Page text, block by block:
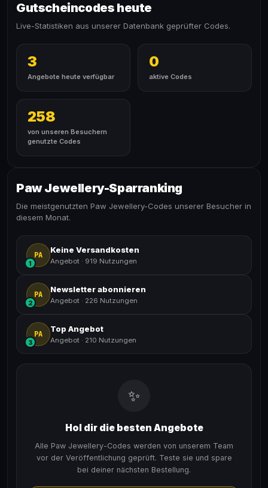
Gutscheincodes heute
Live-Statistiken aus unserer Datenbank geprüfter Codes.
3
Angebote heute verfügbar
0
aktive Codes
258
von unseren Besuchern
genutzte Codes
Paw Jewellery-Sparranking
Die meistgenutzten Paw Jewellery-Codes unserer Besucher in
diesem Monat.
PA
1
Keine Versandkosten
Angebot · 919 Nutzungen
PA
2
Newsletter abonnieren
Angebot · 226 Nutzungen
PA
3
Top Angebot
Angebot · 210 Nutzungen
✨
Hol dir die besten Angebote
Alle Paw Jewellery-Codes werden von unserem Team
vor der Veröffentlichung geprüft. Teste sie und spare
bei deiner nächsten Bestellung.